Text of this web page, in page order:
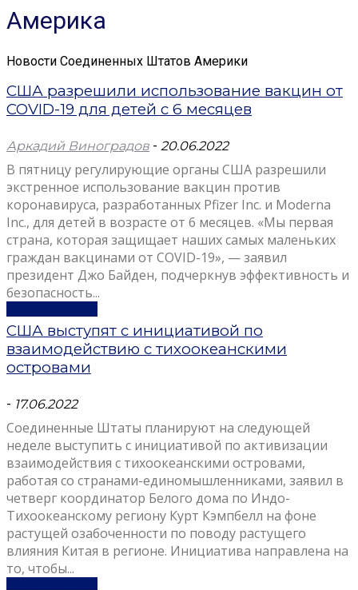
Америка
Новости Соединенных Штатов Америки
США разрешили использование вакцин от
COVID-19 для детей с 6 месяцев
Аркадий Виноградов - 20.06.2022
В пятницу регулирующие органы США разрешили
экстренное использование вакцин против
коронавируса, разработанных Pfizer Inc. и Moderna
Inc., для детей в возрасте от 6 месяцев. «Мы первая
страна, которая защищает наших самых маленьких
граждан вакцинами от COVID-19», — заявил
президент Джо Байден, подчеркнув эффективность и
безопасность...
США выступят с инициативой по
взаимодействию с тихоокеанскими
островами
- 17.06.2022
Соединенные Штаты планируют на следующей
неделе выступить с инициативой по активизации
взаимодействия с тихоокеанскими островами,
работая со странами-единомышленниками, заявил в
четверг координатор Белого дома по Индо-
Тихоокеанскому региону Курт Кэмпбелл на фоне
растущей озабоченности по поводу растущего
влияния Китая в регионе. Инициатива направлена ​​на
то, чтобы...